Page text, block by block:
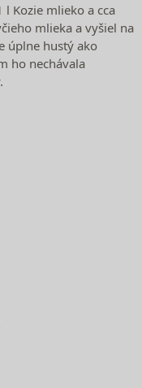
l Kozie mlieko a cca
mlieka a vyšiel na
úplne hustý ako
ho nechávala